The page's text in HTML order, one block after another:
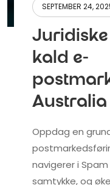
SEPTEMBER 24,
kald e-
Australia
Oppdag en
navigerer i
samtykke, og